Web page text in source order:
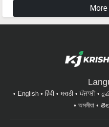
English हिंदी मराठी ਪੰਜਾਬੀ
অসমীয়া